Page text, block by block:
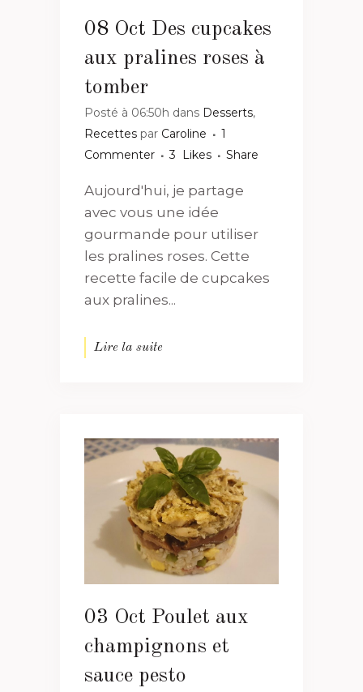
08 Oct Des cupcakes
aux pralines roses à
tomber
Posté à 06:50h dans Desserts,
Recettes par Caroline
1
Commenter
3 Likes Share
Aujourd'hui, je partage
avec vous une idée
gourmande pour utiliser
les pralines roses. Cette
recette facile de cupcakes
aux pralines...
Lire la suite
03 Oct Poulet aux
champignons et
sauce pesto